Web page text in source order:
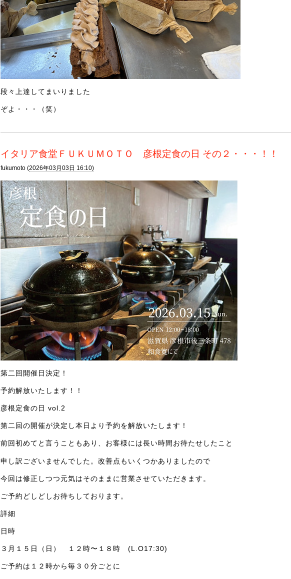
段々上達してまいりました
ぞよ・・・（笑）
イタリア食堂ＦＵＫＵＭＯＴＯ 彦根定食の日 その２・・・！！
fukumoto (2026年03月03日 16:10)
第二回開催日決定！
予約解放いたします！！
彦根定食の日 vol.2
第二回の開催が決定し本日より予約を解放いたします！
前回初めてと言うこともあり、お客様には長い時間お待たせしたこと
申し訳ございませんでした。改善点もいくつかありましたので
今回は修正しつつ元気はそのままに営業させていただきます。
ご予約どしどしお待ちしております。
詳細
日時
３月１５日（日） １２時〜１８時 (L.O17:30)
ご予約は１２時から毎３０分ごとに